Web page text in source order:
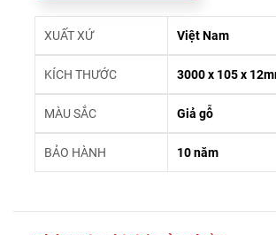
XUẤT XỨ Việt Nam
KÍCH THƯỚC 3000 x 105 x
MÀU SẮC Giả gỗ
BẢO HÀNH 10 năm